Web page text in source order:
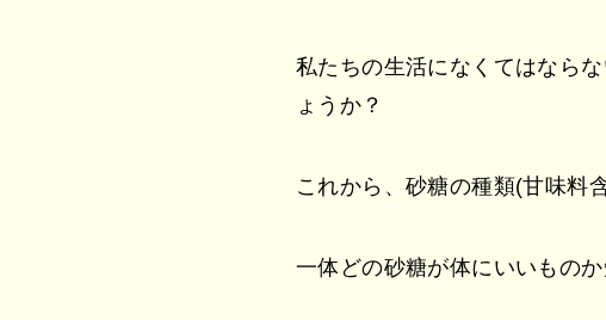
私たちの生活になくてはなら
ょうか？
これから、砂糖の種類(甘味料
一体どの砂糖が体にいいもの